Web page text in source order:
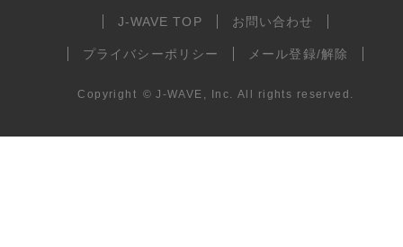
J-WAVE TOP お問い合わせ
プライバシーポリシー メール登録/解除
Copyright © J-WAVE, Inc. All rights reserved.